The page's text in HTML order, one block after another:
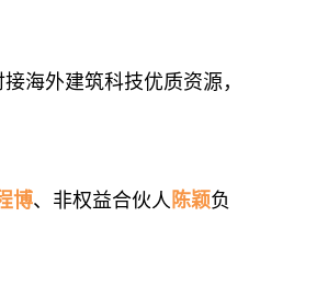
海外建筑科技优质资源，
博、非权益合伙人 陈颖负